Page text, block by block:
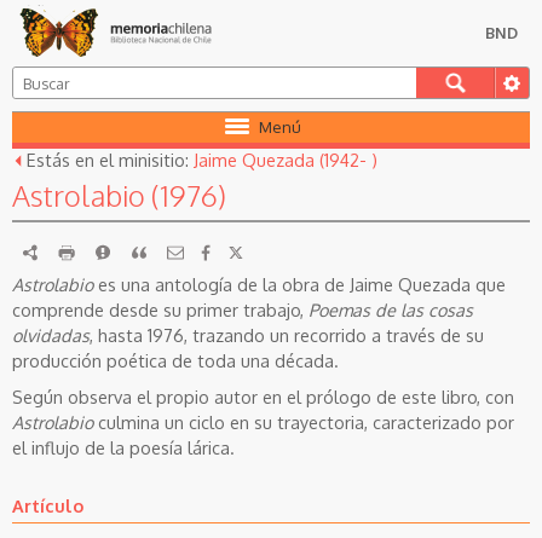
BND
Menú
Estás en el minisitio: Jaime Quezada (1942- )
Astrolabio (1976)
RDF imprimirReportarCitar
Astrolabioes una antología de la obra de Jaime Quezada que
comprende desde su primer trabajo, Poemas de las cosas
olvidadas, hasta 1976, trazando un recorrido a través de su
producción poética de toda una década.
Según observa el propio autor en el prólogo de este libro, con
Astrolabioculmina un ciclo en su trayectoria, caracterizado por
el influjo de la poesía lárica.
Artículo